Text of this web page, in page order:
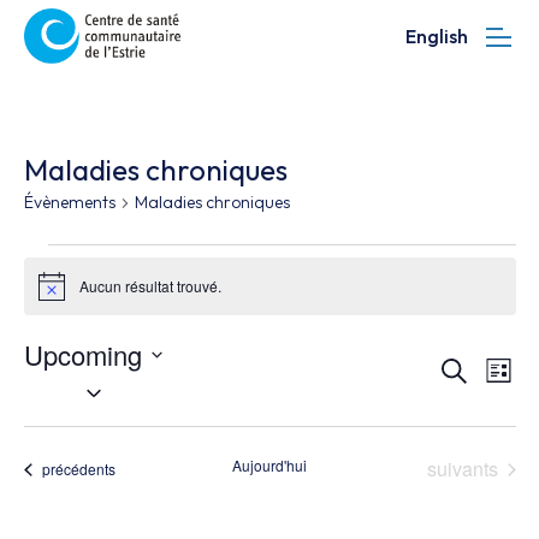
English
Maladies chroniques
Évènements Maladies chroniques
Évènements
Notice Aucun résultat trouvé.
and
Recherche
Liste
Upcoming
CHOISIR
LA
Évènements
précédents Aujourd'hui Évènements
suivants